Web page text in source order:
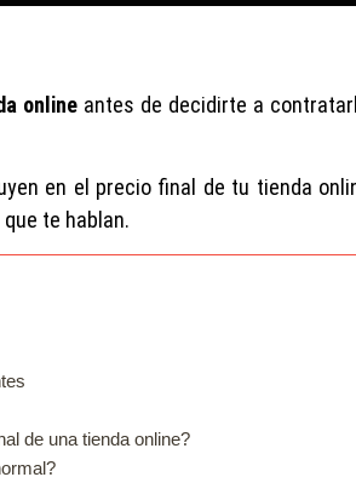
online antes de decidirte a
en el precio final de tu tienda
te hablan.
de una tienda online?